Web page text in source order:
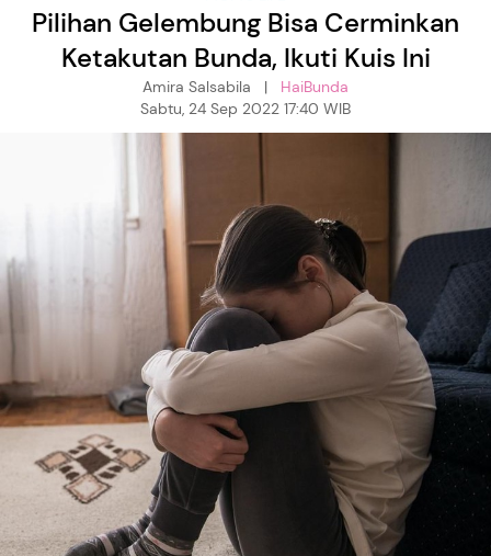
Pilihan Gelembung Bisa Cerminkan
Ketakutan Bunda, Ikuti Kuis Ini
Amira Salsabila | HaiBunda
Sabtu, 24 Sep 2022 17:40 WIB